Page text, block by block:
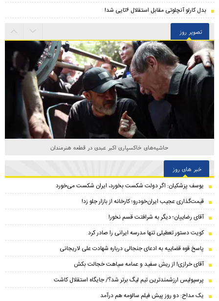
بدل کارلو آنچلوتی مقابل استقلال ۶تایی شد!
تصویر روز
حاشیه‌های خاکسپاری اکبر عبدی در قطعه هنرمندان
خبر های روز
یوسف پزشکیان: اگر دولت شکست بخورد، ایران شکست می‌خورد
قیمت‌گذاری عجیب ایران‌خودرو؛ کارخانه از بازار جلو زد!
آقای رضاییان؛ دیگر به شرافتت قسم نخور!
کویت دستور تعطیلی تنها مدرسه ایرانی را صادر کرد
پاسخ قوه قضاییه به ادعای جنجالی درباره شهادت علی لاریجانی
آقای خرازی! از ریش سفید و عمامه سیاهت خجالت بکش
پرسپولیس ارزشمندترین تیم لیگ برتر شد؟/ جایگاه استقلال کاشت
یک مداح: دو روز پیش فیلم سالومه هم درآمد